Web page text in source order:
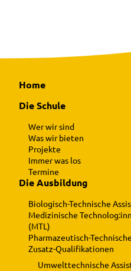
Home
Die Schule
Wer wir sind
Was wir bieten
Projekte
Immer was los
Termine
Die Ausbildung
Biologisch-Technische
Medizinische
(MTL)
Pharmazeutisch-
Zusatz-Qualifikationen
Umwelttechnische